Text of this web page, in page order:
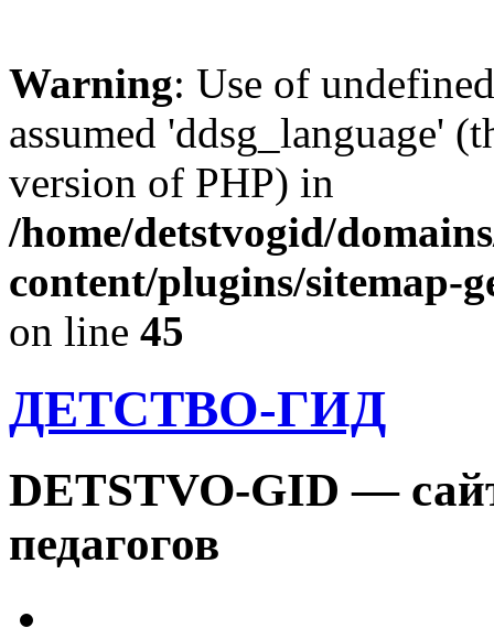
Warning: Use of
assumed 'ddsg_language'
version of PHP) in
/home/detstvogid/
content/plugins/sitemap-
on line 45
ДЕТСТВО-ГИД
DETSTVO-GID —
педагогов